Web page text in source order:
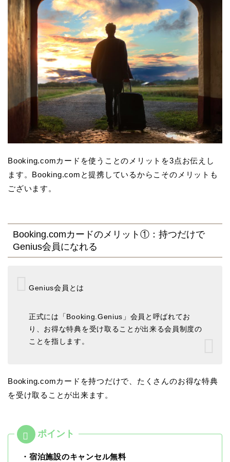
Booking.comカードを使うことのメリットを3点お伝えし
ます。Booking.comと提携しているからこそのメリットも
ございます。
Booking.comカードのメリット①：持つだけで
Genius会員になれる
Genius会員とは
正式には「Booking.Genius」会員と呼ばれてお
り、お得な特典を受け取ることが出来る会員制度の
ことを指します。
Booking.comカードを持つだけで、たくさんのお得な特典
を受け取ることが出来ます。
・宿泊施設のキャンセル無料